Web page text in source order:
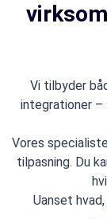
Vi tilbyder
integrationer –
Vores
tilpasning. Du
Uanset